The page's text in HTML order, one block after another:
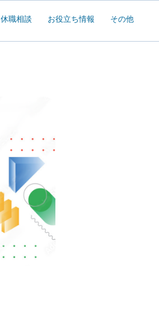
休職相談 お役立ち情報 その他